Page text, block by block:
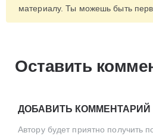
материалу. Ты можешь быть
Оставить
ДОБАВИТЬ КОММЕНТАРИЙ
Автору будет приятно получить